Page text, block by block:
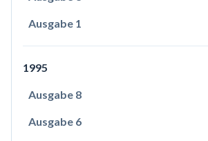
Ausgabe 1
1995
Ausgabe 8
Ausgabe 6